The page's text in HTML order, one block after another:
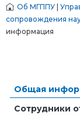
Об МГППУ
сопровождения
информация
Общая
Сотрудники